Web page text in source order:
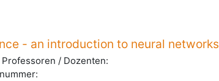
- an introduction to neural networks
Professoren / Dozenten: